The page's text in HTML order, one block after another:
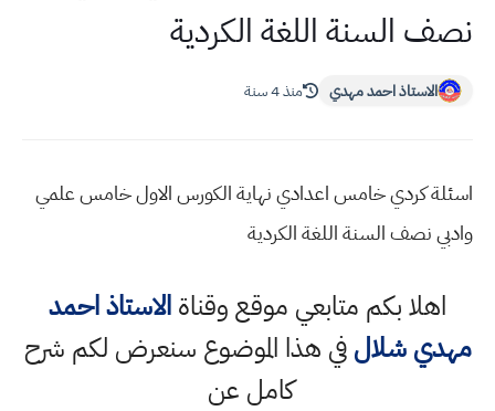
نصف السنة اللغة الكردية
الاستاذ احمد مهدي منذ 4 سنة
اسئلة كردي خامس اعدادي نهاية الكورس الاول خامس علمي
وادبي نصف السنة اللغة الكردية
اهلا بكم متابعي موقع وقناةالاستاذ احمد
مهدي شلالفي هذا الموضوع سنعرض لكم شرح
كامل عن